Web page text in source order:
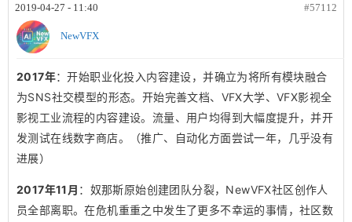
2019-04-27 - 11:40 #57112
NewVFX
2017年：开始职业化投入内容建设，并确立为将所有模块融合
为SNS社交模型的形态。开始完善文档、VFX大学、VFX影视全
影视工业流程的内容建设。流量、用户均得到大幅度提升，并开
发测试在线数字商店。（推广、自动化方面尝试一年，几乎没有
进展）
2017年11月 ：奴那斯原始创建团队分裂，NewVFX社区创作人
员全部离职。在危机重重之中发生了更多不幸运的事情，社区数